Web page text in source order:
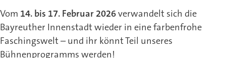
Vom 14. bis 17. Februar 2026verwandelt sich die
Bayreuther Innenstadt wieder in eine farbenfrohe
Faschingswelt – und ihr könnt Teil unseres
Bühnenprogramms werden!